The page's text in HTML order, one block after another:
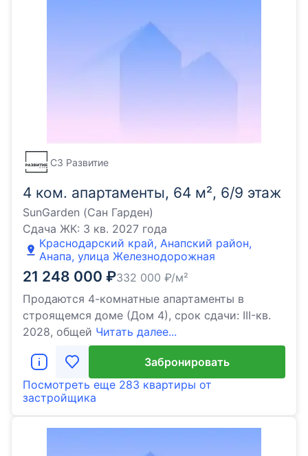
4 ком. апартаменты, 64 м², 6/9 этаж
SunGarden (Сан Гарден)
Сдача ЖК: 3 кв. 2027 года
Краснодарский край, Анапский район,
Анапа, улица Железнодорожная
21 248 000 ₽332 000 ₽/м²
Продаются 4-комнатные апартаменты в
строящемся доме (Дом 4), срок сдачи: III-кв.
2028, общей Читать далее...
СЗ Развитие
Забронировать
Посмотреть еще 283 квартиры от
застройщика